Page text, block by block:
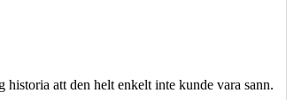
att den helt enkelt inte kunde vara sann.